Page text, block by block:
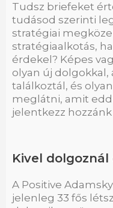
Tudsz briefeket
tudásod szerinti
stratégiai
stratégiaalkotás,
érdekel? Képes
olyan új
találkoztál, és
meglátni, amit
jelentkezz
Kivel
A Positive
jelenleg 33 fős